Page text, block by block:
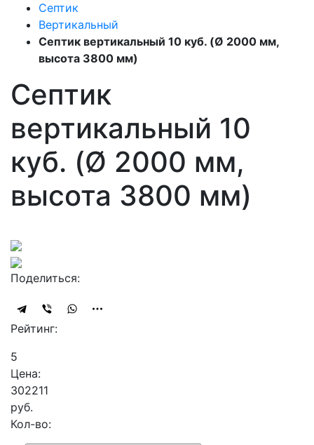
Септик
Вертикальный
Септик вертикальный 10 куб. (Ø 2000 мм,
высота 3800 мм)
Септик
вертикальный 10
куб. (Ø 2000 мм,
высота 3800 мм)
Поделиться:
Рейтинг:
5
Цена:
302211
руб.
Кол-во: